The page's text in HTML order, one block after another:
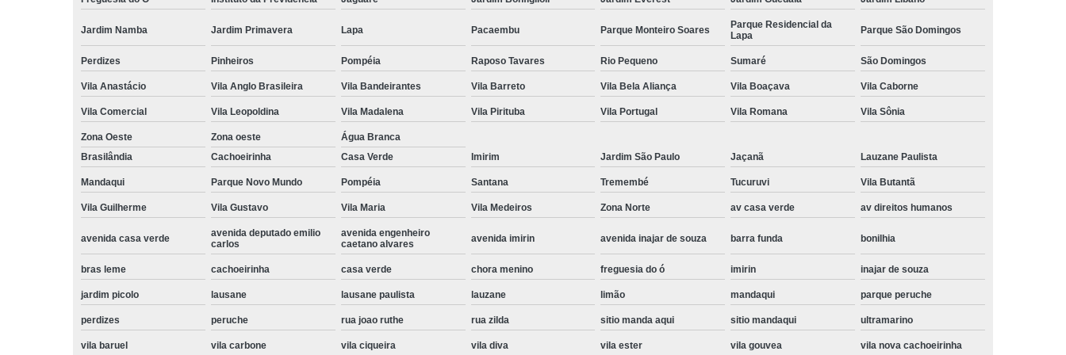
Instalação de Maquina de Lavar Samsung
Instalação Eletrica Maquina de Lavar Roupa
Instalação Maquina de Lavar Roupa
Instalação Maquina de Lavar Samsung
Instalação Maquina Lavar e Seca
Instalação para Maquina de Lavar Roupa
Instalar Maquina de Lavar Samsung
Instalar Maquina Lavar Roupa
Maquina de Lavar Roupa Instalação
Samsung Instalação Maquina de Lavar
Instalação de Lava e Seca
Instalação de Lava e Seca Samsung
Instalação de Maquina Lava e Seca
Instalação Lava e Seca
Instalação Lava e Seca Samsung
Instalação Lava Seca
Instalação Maquina Lava e Seca
Instalação Maquina Lava e Seca Samsung
Instalação Samsung Lava e Seca
Lava e Seca Samsung Instalação
Samsung Instalação Lava e Seca
Manutenção de Fogão
Manutenção de Fogão a Gas
Manutenção de Fogão Cooktop
Manutenção de Fogão Electrolux
Manutenção em Fogão
Jardim Namba Jardim Primavera Lapa Pacaembu Parque Monteiro Soares
Parque Residencial da
Lapa
Parque São Domingos
Perdizes Pinheiros Pompéia Raposo Tavares Rio Pequeno Sumaré São Domingos
Vila Anastácio Vila Anglo Brasileira Vila Bandeirantes Vila Barreto Vila Bela Aliança Vila Boaçava Vila Caborne
Vila Comercial Vila Leopoldina Vila Madalena Vila Pirituba Vila Portugal Vila Romana Vila Sônia
Zona Oeste Zona oeste
Água Branca
Brasilândia
Cachoeirinha Casa Verde Imirim Jardim São Paulo Jaçanã Lauzane Paulista
Mandaqui Parque Novo Mundo Pompéia Santana Tremembé Tucuruvi Vila Butantã
Vila Guilherme Vila Gustavo Vila Maria Vila Medeiros Zona Norte av casa verde av direitos humanos
avenida casa verde
avenida deputado emilio
carlos
avenida engenheiro
caetano alvares
avenida imirin avenida inajar de souza barra funda bonilhia
bras leme cachoeirinha casa verde chora menino freguesia do ó imirin inajar de souza
jardim picolo lausane lausane paulista lauzane limão mandaqui parque peruche
perdizes peruche rua joao ruthe rua zilda sitio manda aqui sitio mandaqui ultramarino
vila baruel vila carbone vila ciqueira vila diva vila ester vila gouvea vila nova cachoeirinha